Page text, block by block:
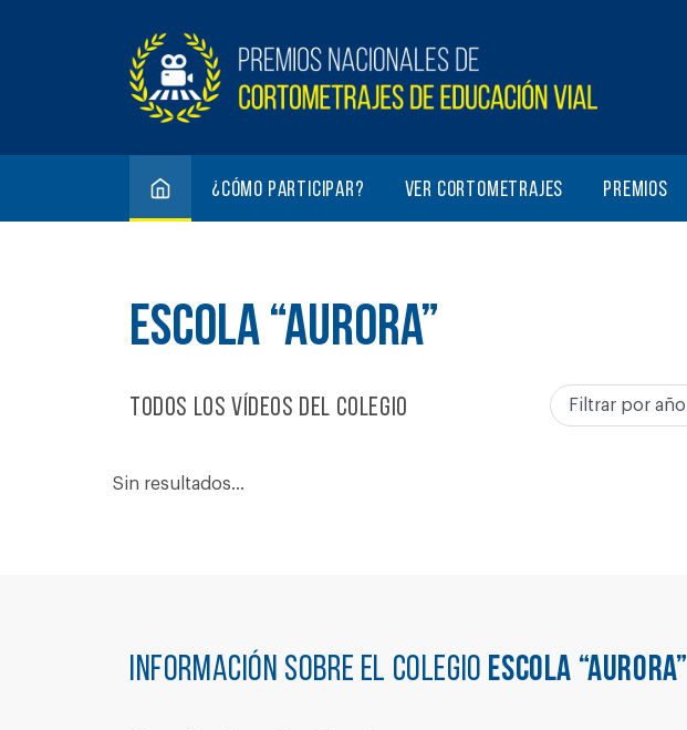
¿Cómo participar? Ver cortometrajes Premios
ESCOLA “AURORA”
Todos los vídeos del colegio
Sin resultados...
Información sobre el colegio ESCOLA “AURORA”